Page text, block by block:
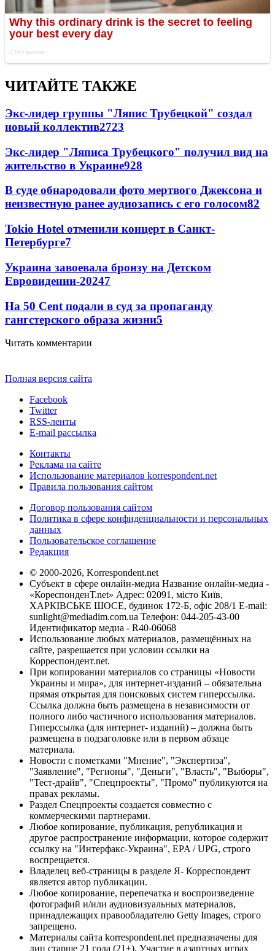
ЧИТАЙТЕ ТАКЖЕ
Экс-лидер группы "Ляпис Трубецкой" создал
новый коллектив2723
Экс-лидер "Ляписа Трубецкого" получил вид на
жительство в Украине928
В суде обнародовали фото мертвого Джексона и
неизвестную ранее аудиозапись с его голосом82
Tokio Hotel отменили концерт в Санкт-
Петербурге7
Украина завоевала бронзу на Детском
Евровидении-20247
На 50 Cent подали в суд за пропаганду
гангстерского образа жизни5
Читать комментарии
Полная версия сайта
Facebook
Twitter
RSS-ленты
E-mail рассылка
Контакты
Реклама на сайте
Использование материалов korrespondent.net
Правила пользования сайтом
Договор пользования сайтом
Политика в сфере конфиденциальности и персональных
данных
Пользовательское соглашение
Редакция
© 2000-2026, Korrespondent.net
Субъект в сфере онлайн-медиа Название онлайн-медиа -
«КореспонденТ.net» Адрес: 02091, місто Київ,
ХАРКІВСЬКЕ ШОСЕ, будинок 172-Б, офіс 208/1 E-mail:
sunlight@mediadim.com.ua Телефон: 044-205-43-00
Идентификатор медиа - R40-06068
Использование любых материалов, размещённых на
сайте, разрешается при условии ссылки на
Корреспондент.net.
При копировании материалов со страницы «Новости
Украины и мира», для интернет-изданий – обязательна
прямая открытая для поисковых систем гиперссылка.
Ссылка должна быть размещена в независимости от
полного либо частичного использования материалов.
Гиперссылка (для интернет- изданий) – должна быть
размещена в подзаголовке или в первом абзаце
материала.
Новости с пометками "Мнение", "Экспертиза",
"Заявление", "Регионы", "Деньги", "Власть", "Выборы",
"Тест-драйв", "Спецпроекты", "Промо" публикуются на
правах рекламы.
Раздел Спецпроекты создается совместно с
коммерческими партнерами.
Любое копирование, публикация, републикация и
другое распространение информации, которое содержит
ссылку на "Интерфакс-Украина", EPA / UPG, строго
воспрещается.
Владелец веб-страницы в разделе Я- Корреспондент
является автор публикации.
Любое копирование, перепечатка и воспроизведение
фотографий и/или аудиовизуальных материалов,
принадлежащих правообладателю Getty Images, строго
запрещено.
Материалы сайта korrespondent.net предназначены для
лиц старше 21 года (21+). Участие в азартных играх